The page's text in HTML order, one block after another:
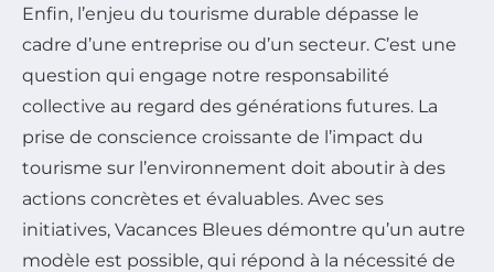
Enfin, l’enjeu du tourisme durable dépasse le
cadre d’une entreprise ou d’un secteur. C’est une
question qui engage notre responsabilité
collective au regard des générations futures. La
prise de conscience croissante de l’impact du
tourisme sur l’environnement doit aboutir à des
actions concrètes et évaluables. Avec ses
initiatives, Vacances Bleues démontre qu’un autre
modèle est possible, qui répond à la nécessité de